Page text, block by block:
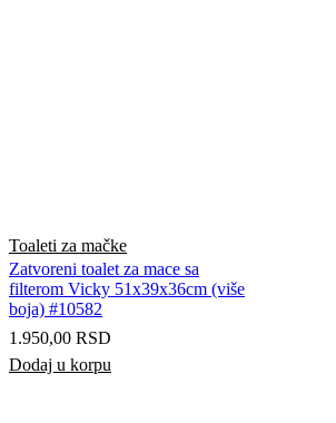
Toaleti za mačke
Zatvoreni toalet za mace sa
filterom Vicky 51x39x36cm (više
boja) #10582
1.950,00 RSD
Dodaj u korpu